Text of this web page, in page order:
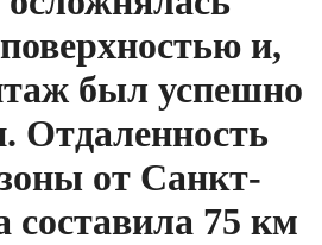
и,
был успешно
Отдаленность
от Санкт-
составила 75 км